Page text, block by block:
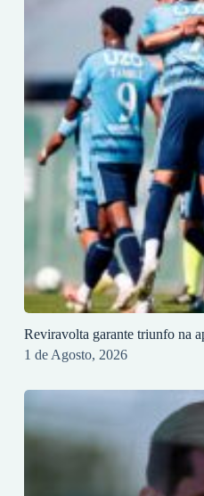
Reviravolta garante triunfo na
1 de Agosto, 2026